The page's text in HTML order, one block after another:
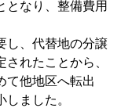
となり、整備費用
し、代替地の分譲
れたことから、
て他地区へ転出
ました。